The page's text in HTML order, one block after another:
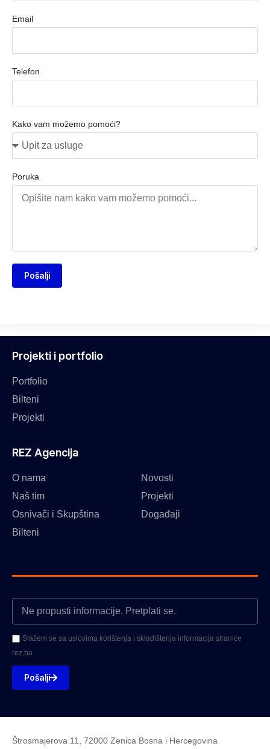
Email
Telefon
Kako vam možemo pomoći?
Poruka
Pošalji
Projekti i portfolio
Portfolio
Bilteni
Projekti
REZ Agencija
O nama
Naš tim
Osnivači i Skupština
Bilteni
Novosti
Projekti
Događaji
Slažem se sa uslovima korištenja i skladištenja informacija stranice
rez.ba
Pošalji
Štrosmajerova 11, 72000 Zenica Bosna i Hercegovina